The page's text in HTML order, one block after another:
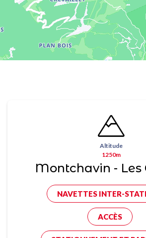
Altitude
1250m
Montchavin - Les
NAVETTES INTER-
ACCÈS